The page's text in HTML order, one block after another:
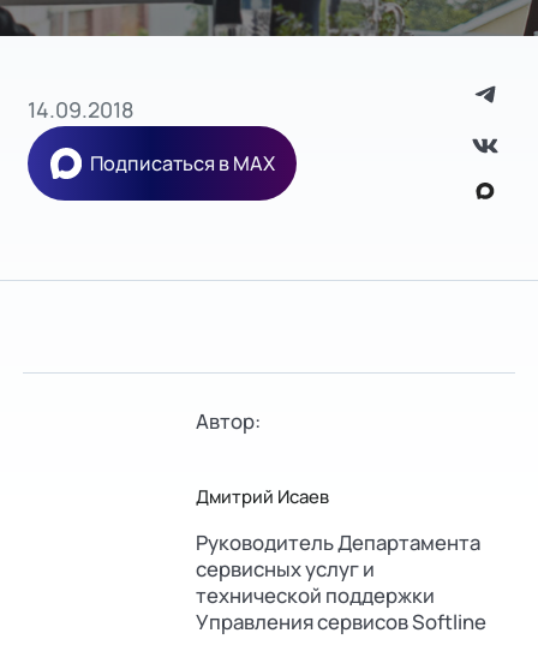
14.09.2018
Подписаться в MAX
Автор:
Дмитрий Исаев
Руководитель Департамента
сервисных услуг и
технической поддержки
Управления сервисов Softline